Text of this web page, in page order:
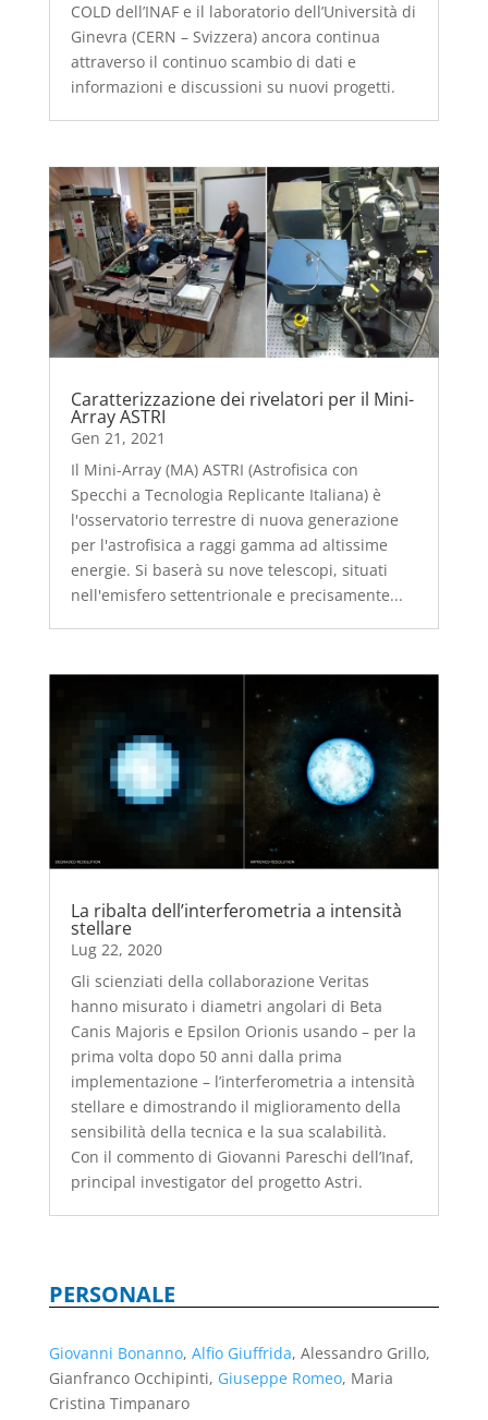
COLD dell’INAF e il laboratorio dell’Università di
Ginevra (CERN – Svizzera) ancora continua
attraverso il continuo scambio di dati e
informazioni e discussioni su nuovi progetti.
Caratterizzazione dei rivelatori per il Mini-
Array ASTRI
Gen 21, 2021
Il Mini-Array (MA) ASTRI (Astrofisica con
Specchi a Tecnologia Replicante Italiana) è
l'osservatorio terrestre di nuova generazione
per l'astrofisica a raggi gamma ad altissime
energie. Si baserà su nove telescopi, situati
nell'emisfero settentrionale e precisamente...
La ribalta dell’interferometria a intensità
stellare
Lug 22, 2020
Gli scienziati della collaborazione Veritas
hanno misurato i diametri angolari di Beta
Canis Majoris e Epsilon Orionis usando – per la
prima volta dopo 50 anni dalla prima
implementazione – l’interferometria a intensità
stellare e dimostrando il miglioramento della
sensibilità della tecnica e la sua scalabilità.
Con il commento di Giovanni Pareschi dell’Inaf,
principal investigator del progetto Astri.
PERSONALE
Giovanni Bonanno, Alfio Giuffrida, Alessandro Grillo,
Gianfranco Occhipinti, Giuseppe Romeo, Maria
Cristina Timpanaro